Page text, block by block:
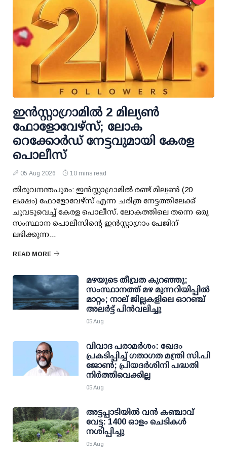
ഇന്‍സ്റ്റാഗ്രാമില്‍ 2 മില്യണ്‍
ഫോളോവേഴ്സ്; ലോക
റെക്കോര്‍ഡ് നേട്ടവുമായി കേരള
പൊലീസ്
05 Aug 2026 10 mins read
തിരുവനന്തപുരം: ഇന്‍സ്റ്റാഗ്രാമില്‍ രണ്ട് മില്യണ്‍ (20
ലക്ഷം) ഫോളോവേഴ്സ് എന്ന ചരിത്ര നേട്ടത്തിലേക്ക്
ചുവടുവെച്ച് കേരള പൊലീസ്. ലോകത്തിലെ തന്നെ ഒരു
സംസ്ഥാന പൊലീസിന്റെ ഇന്‍സ്റ്റാഗ്രാം പേജിന്
ലഭിക്കുന്ന...
READ MORE
മഴയുടെ തീവ്രത കുറഞ്ഞു;
സംസ്ഥാനത്ത് മഴ മുന്നറിയിപ്പിൽ
മാറ്റം; നാല് ജില്ലകളിലെ ഓറഞ്ച്
അലർട്ട് പിൻവലിച്ചു
05 Aug
വിവാദ പരാമര്‍ശം: ഖേദം
പ്രകടിപ്പിച്ച് ഗതാഗത മന്ത്രി സി.പി
ജോണ്‍; പ്രിയദര്‍ശിനി പദ്ധതി
നിര്‍ത്തിവെക്കില്ല
05 Aug
അട്ടപ്പാടിയില്‍ വന്‍ കഞ്ചാവ്
വേട്ട: 1400 ഓളം ചെടികള്‍
നശിപ്പിച്ചു
05 Aug